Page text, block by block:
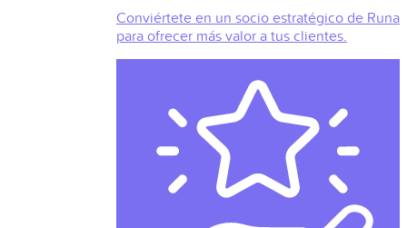
Conviértete en un socio estratégico de Runa
para ofrecer más valor a tus clientes.